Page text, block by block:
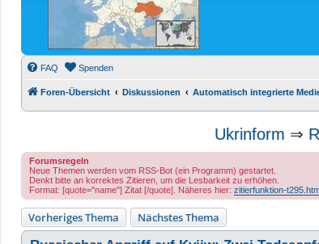
FAQ Spenden
Foren-Übersicht Diskussionen Automatisch integrierte
Ukrinform ⇒
Forumsregeln
Neue Themen werden vom RSS-Bot (ein Programm) gestartet.
Denkt bitte an korrektes Zitieren, um die Lesbarkeit zu erhöhen.
Format: [quote="name"] Zitat [/quote]. Näheres hier: zitierfunktion-
Vorheriges Thema Nächstes Thema